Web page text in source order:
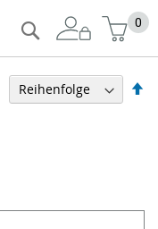
Zum
Inhalt
springen
0
Suche